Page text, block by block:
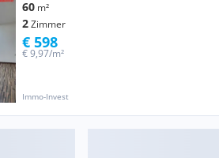
60 m²
2Zimmer
Immo-Invest
€ 9,97/m²
€ 598